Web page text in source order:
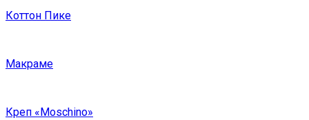
Коттон Пике
Макраме
Креп «Moschino»